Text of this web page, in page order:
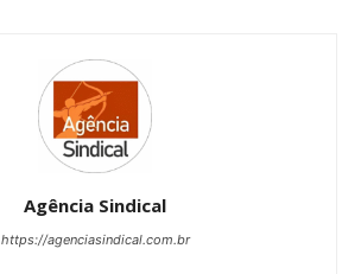
Agência Sindical
https://agenciasindical.com.br